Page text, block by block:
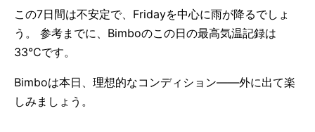
この7日間は不安定で、Fridayを中心に雨が降るでしょ
う。 参考までに、Bimboのこの日の最高気温記録は
33°Cです。
Bimboは本日、理想的なコンディション——外に出て楽
しみましょう。